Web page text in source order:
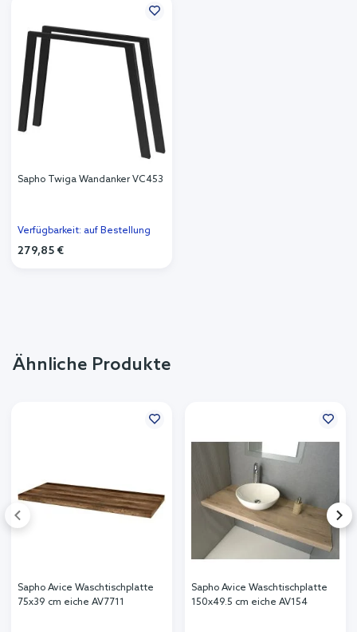
Sapho Twiga Wandanker VC453
Verfügbarkeit: auf Bestellung
279,85 €
Ähnliche Produkte
Sapho Avice Waschtischplatte
75x39 cm eiche AV7711
Sapho Avice Waschtischplatte
150x49.5 cm eiche AV154